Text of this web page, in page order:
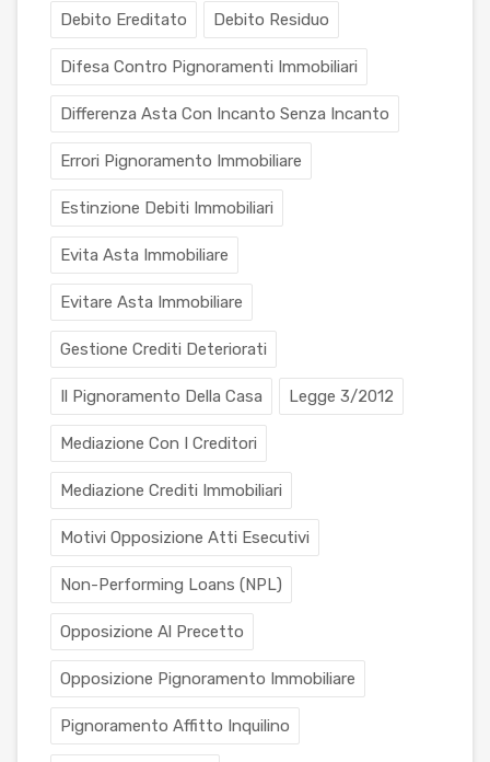
Debito Ereditato Debito Residuo
Difesa Contro Pignoramenti Immobiliari
Differenza Asta Con Incanto Senza Incanto
Errori Pignoramento Immobiliare
Estinzione Debiti Immobiliari
Evita Asta Immobiliare
Evitare Asta Immobiliare
Gestione Crediti Deteriorati
Il Pignoramento Della Casa Legge 3/2012
Mediazione Con I Creditori
Mediazione Crediti Immobiliari
Motivi Opposizione Atti Esecutivi
Non-Performing Loans (NPL)
Opposizione Al Precetto
Opposizione Pignoramento Immobiliare
Pignoramento Affitto Inquilino